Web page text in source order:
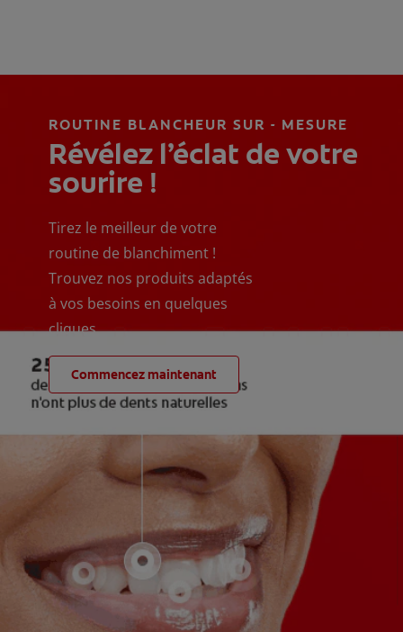
ROUTINE BLANCHEUR SUR - MESURE
Révélez l’éclat de votre
sourire !
Tirez le meilleur de votre
routine de blanchiment !
Trouvez nos produits adaptés
à vos besoins en quelques
cliques
Commencez maintenant